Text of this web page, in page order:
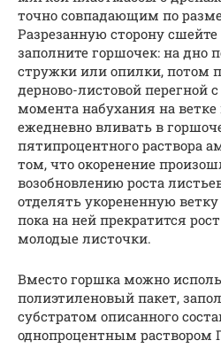
точно совпадающим по
Разрезанную сторону
заполните горшочек: на дно
стружки или опилки, потом
дерново-листовой перегной
момента набухания на
ежедневно вливать в
пятипроцентного раствора
том, что окоренение
возобновлению роста
отделять укорененную
пока на ней прекратится
молодые листочки.
Вместо горшка можно
полиэтиленовый пакет,
субстратом описанного
однопроцентным раствором